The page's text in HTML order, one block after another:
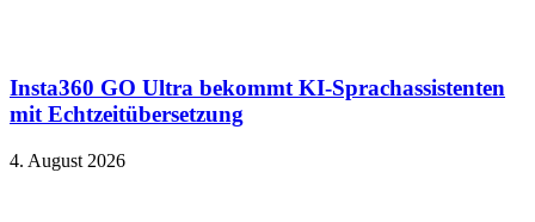
Insta360 GO Ultra bekommt KI-Sprachassistenten
mit Echtzeitübersetzung
4. August 2026